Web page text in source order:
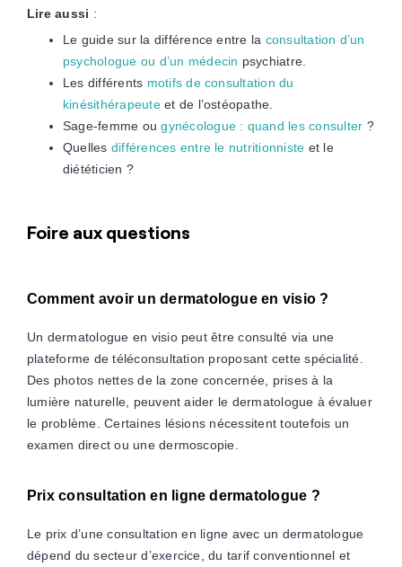
Lire aussi :
Le guide sur la différence entre la consultation d’un
psychologue ou d’un médecin psychiatre.
Les différents motifs de consultation du
kinésithérapeuteet de l’ostéopathe.
Sage-femme ougynécologue : quand les consulter ?
Quelles différences entre le nutritionniste et le
diététicien ?
Foire aux questions
Comment avoir un dermatologue en visio ?
Un dermatologue en visio peut être consulté via une
plateforme de téléconsultation proposant cette spécialité.
Des photos nettes de la zone concernée, prises à la
lumière naturelle, peuvent aider le dermatologue à évaluer
le problème. Certaines lésions nécessitent toutefois un
examen direct ou une dermoscopie.
Prix consultation en ligne dermatologue ?
Le prix d’une consultation en ligne avec un dermatologue
dépend du secteur d’exercice, du tarif conventionnel et